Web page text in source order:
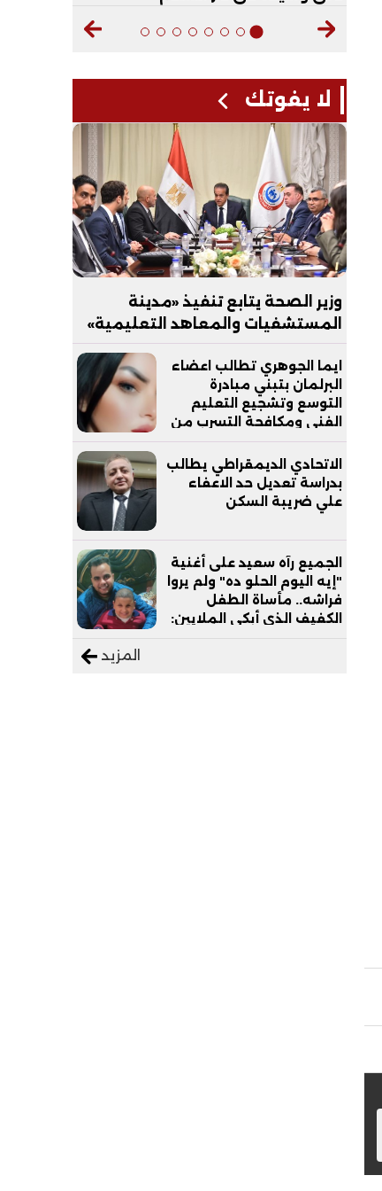
لا يفوتك
وزير الصحة يتابع تنفيذ «مدينة
المستشفيات والمعاهد التعليمية»
بالعاصمة الجديدة
ايما الجوهري تطالب اعضاء
البرلمان بتبني مبادرة
التوسع وتشجيع التعليم
الفني ومكافحة التسرب من
التعليم
الاتحادي الديمقراطي يطالب
بدراسة تعديل حد الاعفاء
علي ضريبة السكن
الجميع رآه سعيد على أغنية
"إيه اليوم الحلو ده" ولم يروا
فراشه.. مأساة الطفل
الكفيف الذي أبكى الملايين:
المزيد